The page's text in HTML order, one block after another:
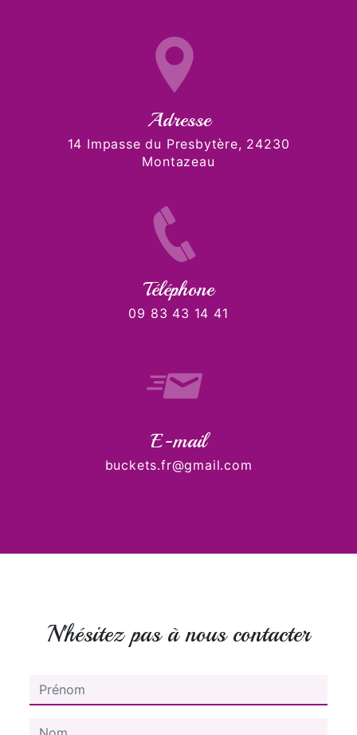
Adresse
14 Impasse du Presbytère, 24230
Montazeau
Téléphone
09 83 43 14 41
E-mail
buckets.fr@gmail.com
N'hésitez pas à nous contacter